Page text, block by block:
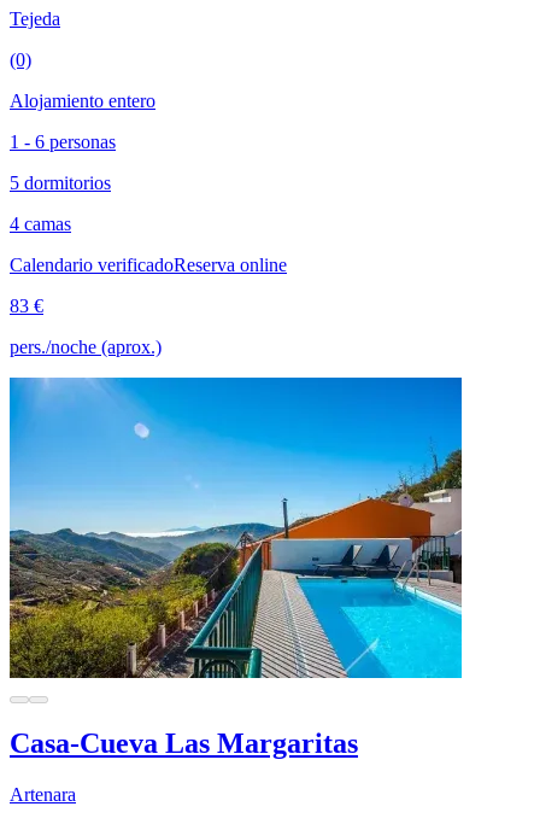
Tejeda
(0)
Alojamiento entero
1 - 6 personas
5 dormitorios
4 camas
Calendario verificadoReserva online
83 €
pers./noche (aprox.)
Casa-Cueva Las Margaritas
Artenara